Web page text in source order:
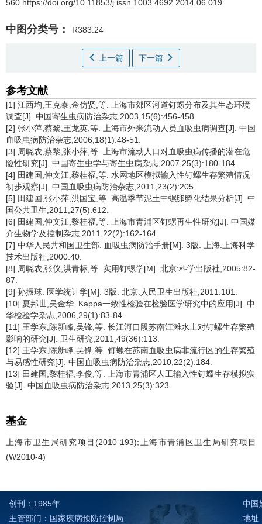
560 https://doi.org/10.11853/j.issn.1003.4692.2014.06.019
中图分类号： R383.24
上一篇 下一篇
参考文献
[1] 江西均,王克泰,金仿贤,等. 上海市郊区河道钉螺分布及其生态环境
调查[J]. 中国寄生虫病防治杂志,2003,15(6):456-458.
[2] 张小萍,蔡黎,王龙英,等. 上海市外来流动人员血吸虫病调查[J]. 中国
血吸虫病防治杂志,2006,18(1):48-51.
[3] 周晓农,蔡黎,张小萍,等. 上海市流动人口对血吸虫病传播的潜在危
险性研究[J]. 中国寄生虫学与寄生虫病杂志,2007,25(3):180-184.
[4] 田建国,仲文江,黎桂福,等. 水网地区模拟输入性钉螺生存繁殖情况
初步观察[J]. 中国血吸虫病防治杂志,2011,23(2):205.
[5] 田建国,张小萍,洪国宝,等. 高温季节泥土中螺卵孵化结果分析[J]. 中
国公共卫生,2011,27(5):612.
[6] 田建国,仲文江,黎桂福,等. 上海市青浦区钉螺再生性研究[J]. 中国媒
介生物学及控制杂志,2011,22(2):162-164.
[7] 中华人民共和国卫生部. 血吸虫病防治手册[M]. 3版. 上海:上海科学
技术出版社,2000:40.
[8] 周晓农,张仪,洪青标,等. 实用钉螺学[M]. 北京:科学出版社,2005:82-
87.
[9] 孙振球. 医学统计学[M]. 3版. 北京:人民卫生出版社,2011:101.
[10] 夏邦世,吴金华. Kappa一致性检验在检验医学研究中的应用[J]. 中
华检验学杂志,2006,29(1):83-84.
[11] 王学东,陈新峰,吴锋,等. 长江河口段苏南江滩水土对钉螺生存繁殖
影响的研究[J]. 卫生研究,2011,49(36):113.
[12] 王学东,陈新峰,吴锋,等. 钉螺在苏南血吸虫病非流行区的生存繁殖
与易感性研究[J]. 中国血吸虫病防治杂志,2010,22(2):184.
[13] 田建国,黎桂福,李俊,等. 上海市青浦区人工输入性钉螺生存模拟实
验[J]. 中国血吸虫病防治杂志,2013,25(3):323.
基金
上海市卫生局研究项目(2010-193);上海市青浦区卫生局研究项目
(W2010-4)
创刊：1985年
主管部门：国家疾病预防控制局
中国
地址